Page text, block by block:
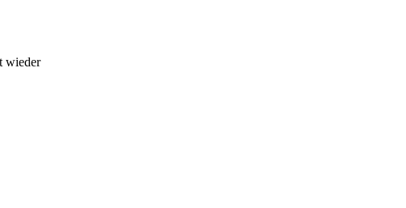
wieder